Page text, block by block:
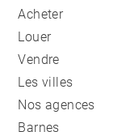
Acheter
Louer
Vendre
Les villes
Nos agences
Barnes